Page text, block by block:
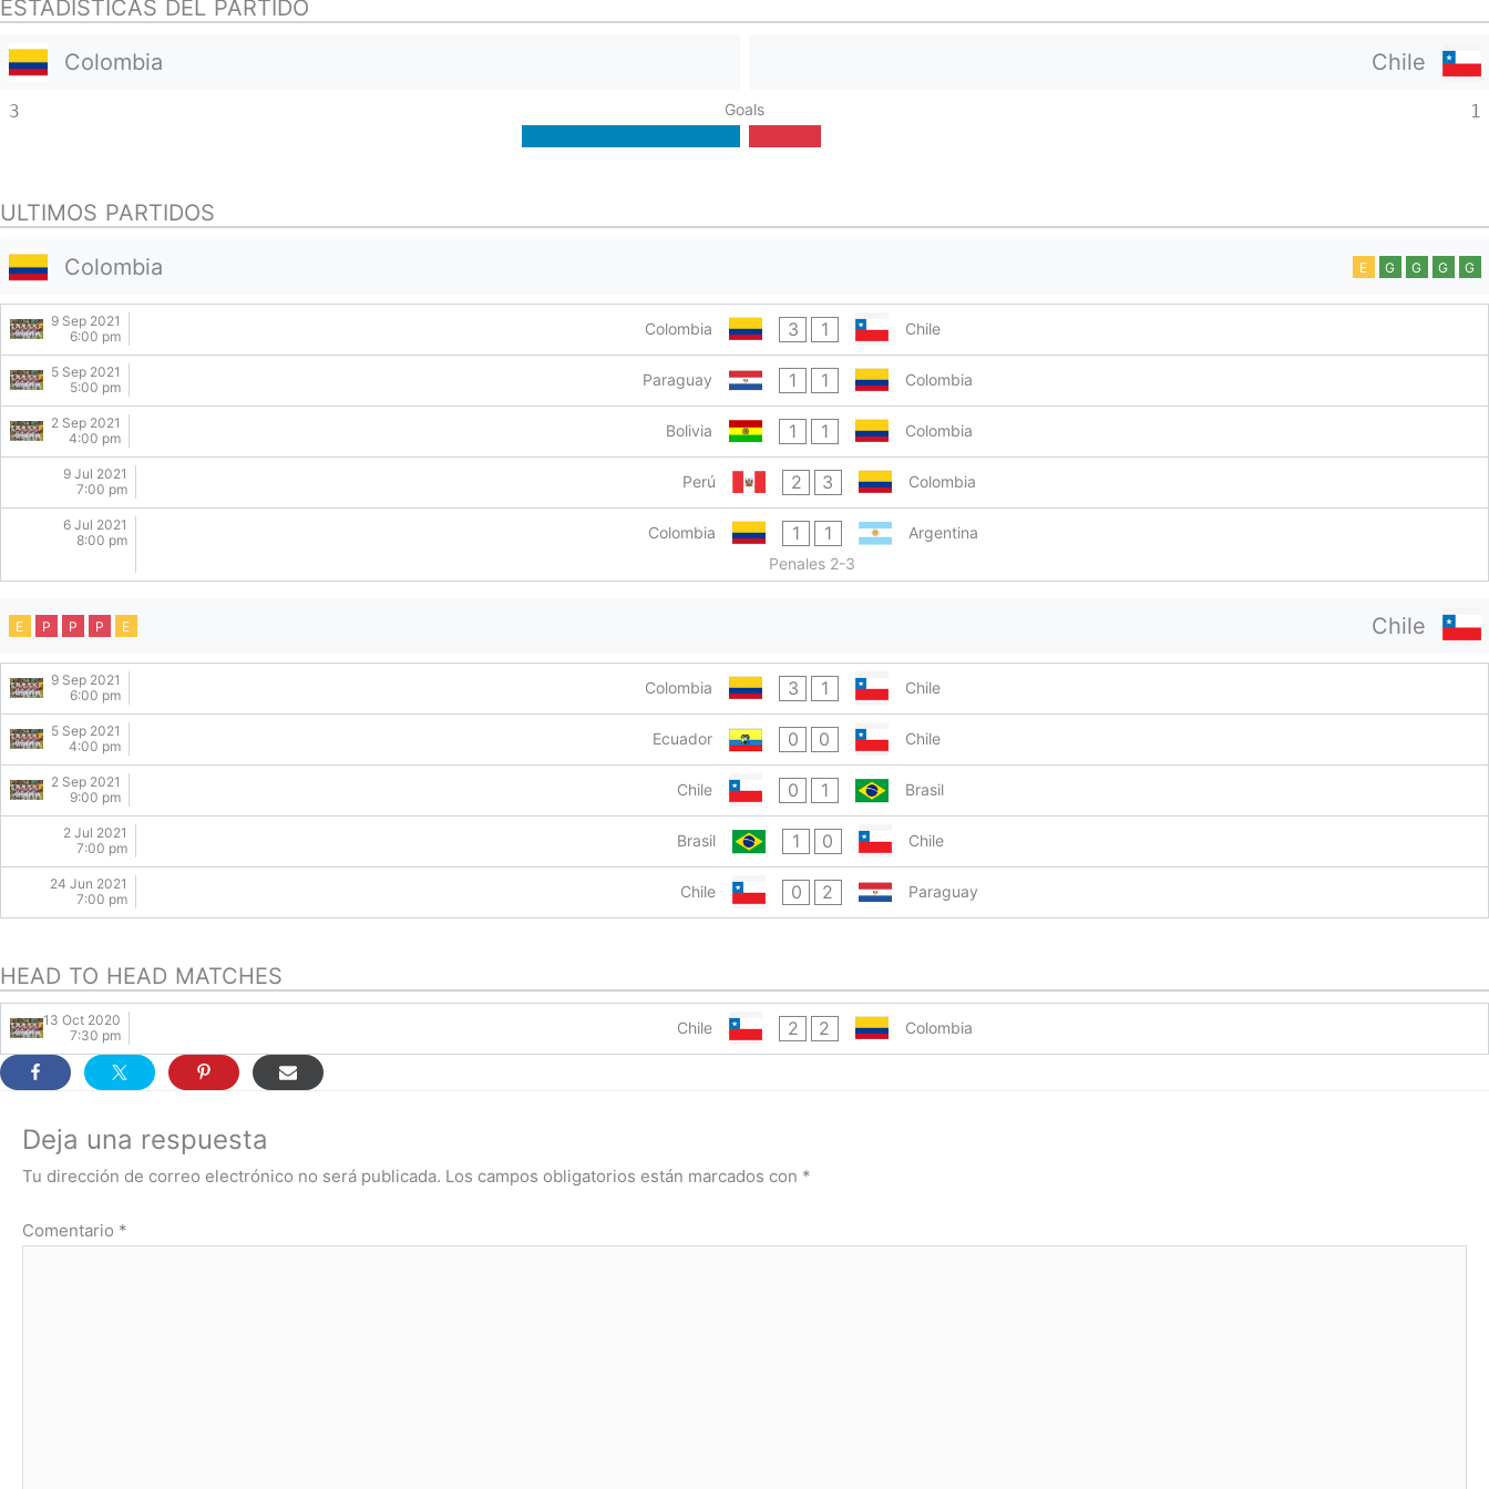
ESTADISTICAS DEL PARTIDO
Colombia Chile
3 Goals 1
ULTIMOS PARTIDOS
Colombia E G G G G
9 Sep 2021
6:00 pm
Colombia 3 1 Chile
5 Sep 2021
5:00 pm
Paraguay 1 1 Colombia
2 Sep 2021
4:00 pm
Bolivia 1 1 Colombia
9 Jul 2021
7:00 pm
Perú 2 3 Colombia
6 Jul 2021
8:00 pm
Colombia 1 1
Argentina
Penales 2-3
Chile
E P P P E
9 Sep 2021
6:00 pm
Colombia 3 1 Chile
5 Sep 2021
4:00 pm
Ecuador 0 0 Chile
2 Sep 2021
9:00 pm
Chile 0 1 Brasil
2 Jul 2021
7:00 pm
Brasil 1 0 Chile
24 Jun 2021
7:00 pm
Chile 0 2 Paraguay
HEAD TO HEAD MATCHES
13 Oct 2020
7:30 pm
Chile 2 2 Colombia
Deja una respuesta
Tu dirección de correo electrónico no será publicada. Los campos obligatorios están marcados con *
Comentario *